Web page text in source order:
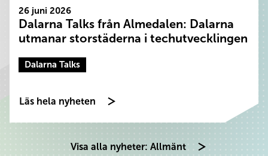
26 juni 2026
Dalarna Talks från Almedalen: Dalarna
utmanar storstäderna i techutvecklingen
Dalarna Talks
Läs hela nyheten
Visa alla nyheter: Allmänt